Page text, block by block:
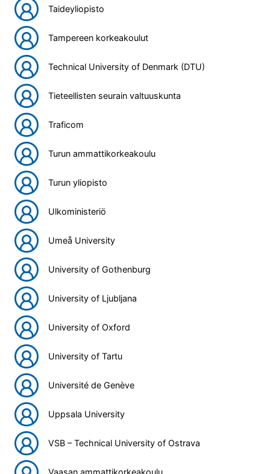
Taideyliopisto
Tampereen korkeakoulut
Technical University of Denmark (DTU)
Tieteellisten seurain valtuuskunta
Traficom
Turun ammattikorkeakoulu
Turun yliopisto
Ulkoministeriö
Umeå University
University of Gothenburg
University of Ljubljana
University of Oxford
University of Tartu
Université de Genève
Uppsala University
VSB – Technical University of Ostrava
Vaasan ammattikorkeakoulu